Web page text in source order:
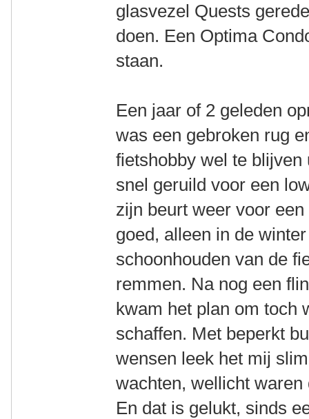
glasvezel Quests
doen. Een Optima
staan.
Een jaar of 2 geleden
was een gebroken rug
fietshobby wel te
snel geruild voor een
zijn beurt weer voor
goed, alleen in de
schoonhouden van de
remmen. Na nog een
kwam het plan om toch
schaffen. Met beperkt
wensen leek het mij
wachten, wellicht
En dat is gelukt, sinds